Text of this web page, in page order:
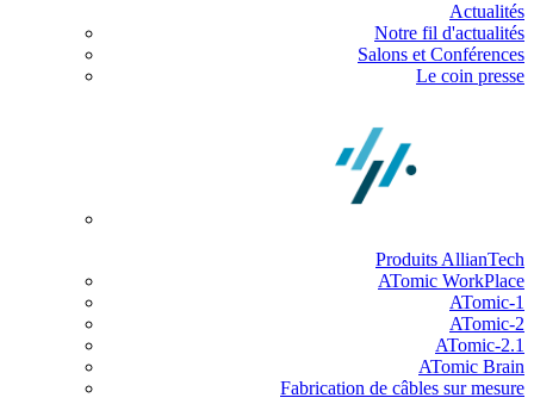
Actualités
Notre fil d'actualités
Salons et Conférences
Le coin presse
Produits AllianTech
ATomic WorkPlace
ATomic-1
ATomic-2
ATomic-2.1
ATomic Brain
Fabrication de câbles sur mesure